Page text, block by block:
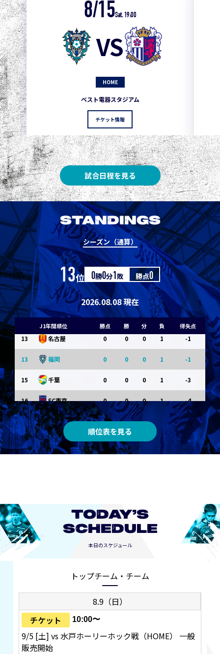
8/15Sat. 19:00
VS
HOME
ベスト電器スタジアム
チケット情報
試合日程を見る
STANDINGS
シーズン（通算）
13位 0勝0分1敗 勝点0
2026.08.08 現在
J1年間順位 勝点 勝 分 負 得失点
1 3
2 3 1
3
3 Ｇ大阪 3 1 0 0 1
5 柏 3 1 0 1
5 Ｃ大阪 3 1 0 0 1
3 1 0 1
7 神戸 3 1 0 0 1
浦和 0 0 1 -1
9 横浜FM 0 0 1 -1
11 水戸 0 0 1 -1
11 岡山 0 0 0 1 -1
13 名古屋 0 0 0 1 -1
13 福岡 0 0 0 1 -1
15 千葉 0 0 0 1 -3
16 FC東京 0 0 0 1 -4
東京Ｖ 0 0 0 0
川崎Ｆ 0 0 0 0 0
順位表を見る
TODAY’S
SCHEDULE
本日のスケジュール
トップチーム・チーム
8.9（日）
チケット
10:00〜
9/5 [土] vs 水戸ホーリーホック戦（HOME） 一般
販売開始